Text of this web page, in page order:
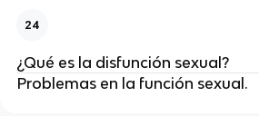
24
¿Qué es la disfunción sexual?
Problemas en la función sexual.